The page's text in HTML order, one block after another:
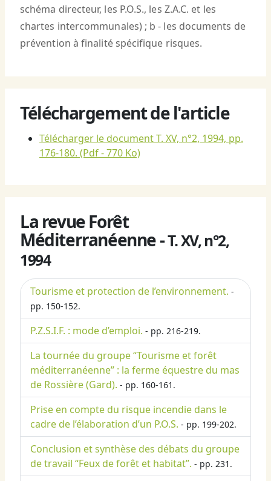
schéma directeur, les P.O.S., les Z.A.C. et les
chartes intercommunales) ; b - les documents de
prévention à finalité spécifique risques.
Téléchargement de l'article
Télécharger le document T. XV, n°2, 1994, pp.
176-180. (Pdf - 770 Ko)
La revue Forêt
Méditerranéenne -T. XV, n°2,
1994
Tourisme et protection de l’environnement. -
pp. 150-152.
P.Z.S.I.F. : mode d’emploi. - pp. 216-219.
La tournée du groupe “Tourisme et forêt
méditerranéenne” : la ferme équestre du mas
de Rossière (Gard). - pp. 160-161.
Prise en compte du risque incendie dans le
cadre de l’élaboration d’un P.O.S. - pp. 199-202.
Conclusion et synthèse des débats du groupe
de travail “Feux de forêt et habitat”. - pp. 231.